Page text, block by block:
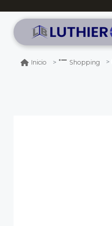
Inicio Shopping